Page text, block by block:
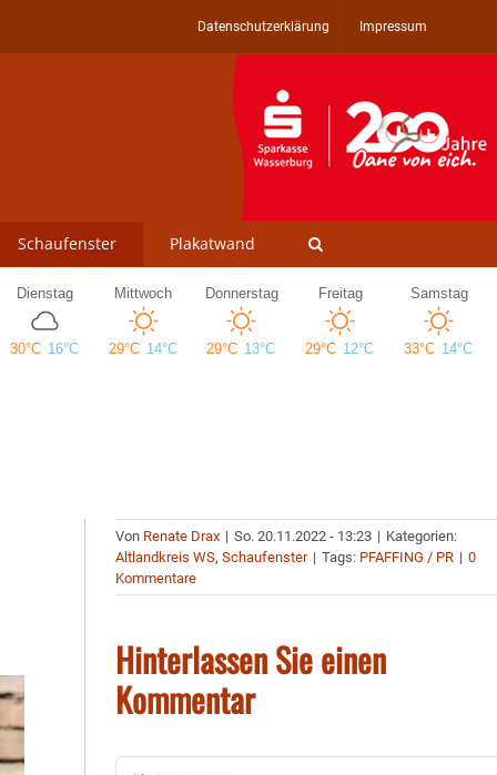
Datenschutzerklärung Impressum
Schaufenster Plakatwand
Von Renate Drax | So. 20.11.2022 - 13:23 | Kategorien:
Altlandkreis WS,Schaufenster | Tags: PFAFFING / PR | 0
Kommentare
Hinterlassen Sie einen
Kommentar